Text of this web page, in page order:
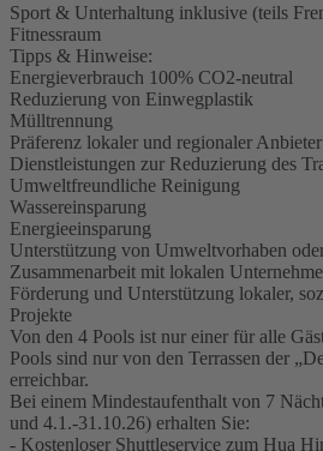
Sport & Unterhaltung inklusive (teils
Fitnessraum
Tipps & Hinweise:
Energieverbrauch 100% CO2-neutral
Reduzierung von Einwegplastik
Mülltrennung
Präferenz lokaler und regionaler
Dienstleistungen zur Reduzierung des
Umweltfreundliche Reinigung
Wassereinsparung
Energieeinsparung
Unterstützung von Umweltvorhaben
Zusammenarbeit mit lokalen
Förderung und Unterstützung lokaler,
Projekte
Von den 4 Pools ist nur einer für alle
Pools sind nur von den Terrassen der
erreichbar.
Bei einem Mindestaufenthalt von 7
und 4.1.-31.10.26) erhalten Sie:
- Kostenloser Shuttleservice zum Hua